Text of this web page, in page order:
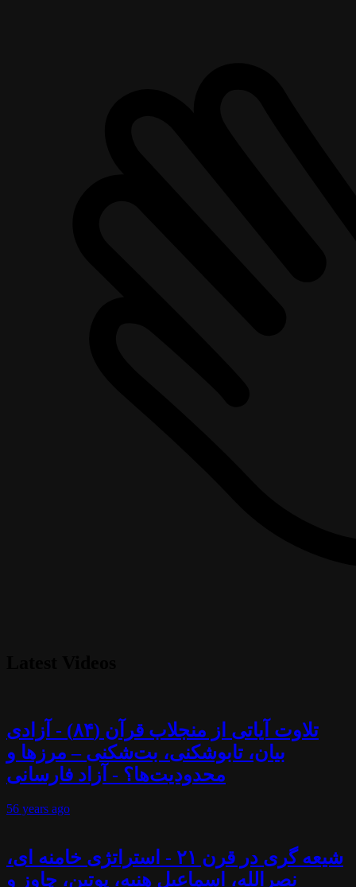
تلاوت آیاتی از منجلاب قرآن (۸۴) - آزادی
بیان، تابوشکنی، بت‌شکنی – مرزها و
محدودیت‌ها؟ - آزاد فارسانی
56 years ago
شیعه گری در قرن ۲۱ - استراتژی خامنه ای،
نصرالله، اسماعیل هنیه، پوتین، چاوز و